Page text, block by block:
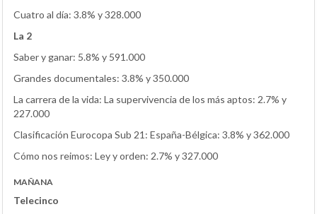
Cuatro al día: 3.8% y 328.000
La 2
Saber y ganar: 5.8% y 591.000
Grandes documentales: 3.8% y 350.000
La carrera de la vida: La supervivencia de los más aptos: 2.7% y
227.000
Clasificación Eurocopa Sub 21: España-Bélgica: 3.8% y 362.000
Cómo nos reimos: Ley y orden: 2.7% y 327.000
MAÑANA
Telecinco